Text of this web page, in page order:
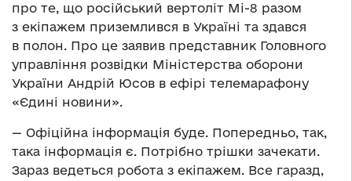
про те, що російський вертоліт Мі-8 разом
з екіпажем приземлився в Україні та здався
в полон. Про це заявив представник Головного
управління розвідки Міністерства оборони
України Андрій Юсов в ефірі телемарафону
«Єдині новини».
— Офіційна інформація буде. Попередньо, так,
така інформація є. Потрібно трішки зачекати.
Зараз ведеться робота з екіпажем. Все гаразд,